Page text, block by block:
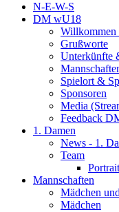
N-E-W-S
DM wU18
Willkommen
Grußworte
Unterkünfte
Spielort &
Sponsoren
Media
Feedback
1. Damen
News - 1.
Team
Mannschaften
Mädchen
Mädchen